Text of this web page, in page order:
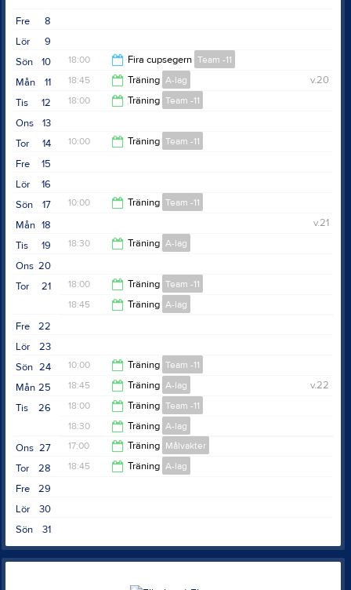
8
Fre
9
Lör
10
Sön 18:00 Fira cupsegern Team -11
19:30
11
Mån v.20
18:45 Träning A-lag
12
Tis 18:00 Träning Team -11
19:00
13
Ons
14
Tor 10:00 Träning Team -11
15
Fre
16
Lör
17
Sön 10:00 Träning Team -11
11:00
18
Mån
v.21
19
Tis 18:30 Träning A-lag
20:00
20
Ons
21
Tor 18:00 Träning Team -11
18:45 Träning A-lag
22
Fre
23
Lör
24
Sön 10:00 Träning Team -11
11:00
25
Mån v.22
18:45 Träning A-lag
20:00
26
Tis 18:00 Träning Team -11
19:00
18:30 Träning A-lag
20:00
27
Ons 17:00 Träning Målvakter
28
Tor 18:45 Träning A-lag
29
Fre
30
Lör
31
Sön